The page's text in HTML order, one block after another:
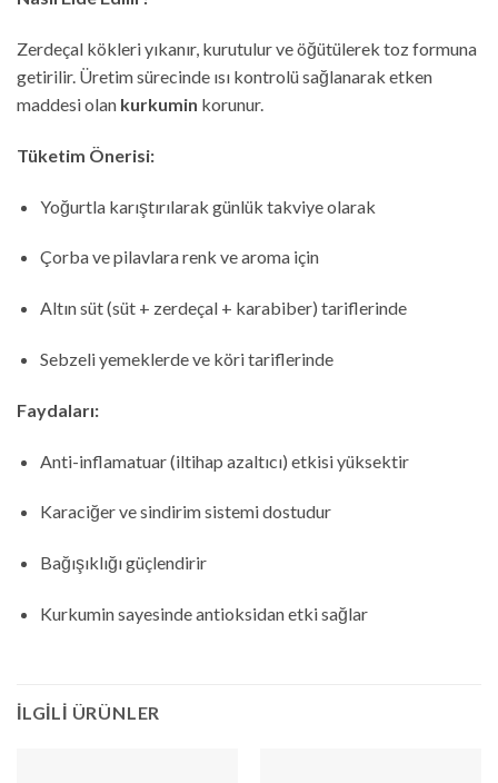
Zerdeçal kökleri yıkanır, kurutulur ve öğütülerek toz formuna
getirilir. Üretim sürecinde ısı kontrolü sağlanarak etken
maddesi olan kurkumin korunur.
Tüketim Önerisi:
Yoğurtla karıştırılarak günlük takviye olarak
Çorba ve pilavlara renk ve aroma için
Altın süt (süt + zerdeçal + karabiber) tariflerinde
Sebzeli yemeklerde ve köri tariflerinde
Faydaları:
Anti-inflamatuar (iltihap azaltıcı) etkisi yüksektir
Karaciğer ve sindirim sistemi dostudur
Bağışıklığı güçlendirir
Kurkumin sayesinde antioksidan etki sağlar
İLGILI ÜRÜNLER